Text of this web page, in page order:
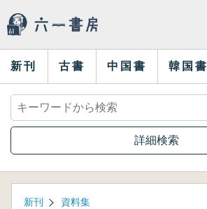
新刊 古書 中国書 韓国書
詳細検索
新刊 資料集